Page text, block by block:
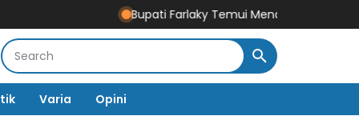
Bupati Farlaky Temui Mendagri Tito Bahas
Varia Opini